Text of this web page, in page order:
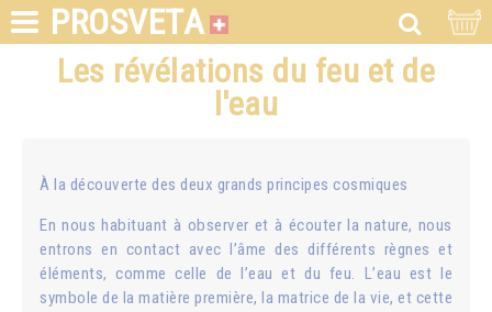
PROSVETA
Les révélations du feu et de
l'eau
À la découverte des deux grands principes cosmiques
En nous habituant à observer et à écouter la nature, nous
entrons en contact avec l’âme des différents règnes et
éléments, comme celle de l’eau et du feu. L’eau est le
symbole de la matière première, la matrice de la vie, et cette